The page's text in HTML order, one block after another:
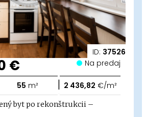
ID: 37526
€ Na predaj
55 m² | 2 436,82 €/m²
byt po rekonštrukcii –